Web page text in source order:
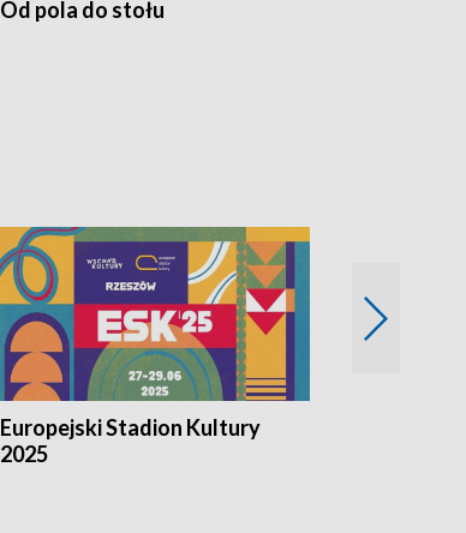
Od pola do stołu
Europejski Stadion Kultury
2025